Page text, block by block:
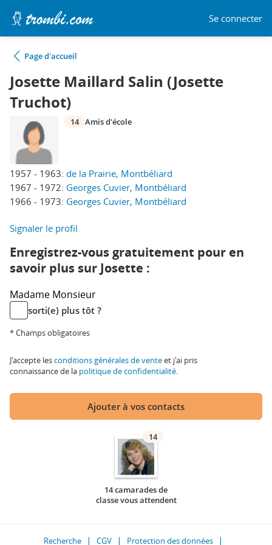
Se connecter
Page d'accueil
Josette Maillard Salin (Josette
Truchot)
1957 - 1963: de la Prairie, Montbéliard
1967 - 1972: Georges Cuvier, Montbéliard
1966 - 1973: Georges Cuvier, Montbéliard
14 Amis d'école
Signaler le profil
Enregistrez-vous gratuitement pour en
savoir plus sur Josette :
Madame Monsieur
sorti(e) plus tôt ?
* Champs obligatoires
J'accepte lesconditions générales de venteet j'ai pris
connaissance de la politique de confidentialité.
Ajouter à vos contacts
14
14 camarades de
classe vous attendent
Recherche CGV Protection des données